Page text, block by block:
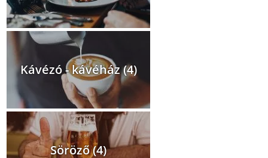
Kávézó - kávéház (4)
Söröző (4)